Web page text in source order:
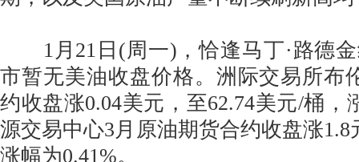
1月21日(周一)，恰逢马丁·路德金
市暂无美油收盘价格。洲际交易所布
约收盘涨0.04美元，至62.74美元/桶，
源交易中心3月原油期货合约收盘涨1.8
涨幅为0.41%。